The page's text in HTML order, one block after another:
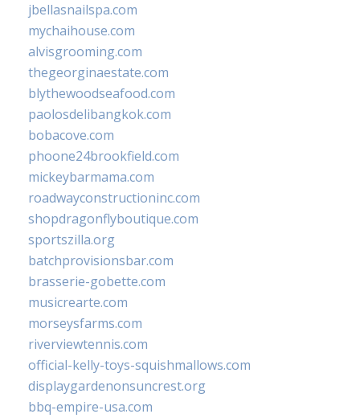
jbellasnailspa.com
mychaihouse.com
alvisgrooming.com
thegeorginaestate.com
blythewoodseafood.com
paolosdelibangkok.com
bobacove.com
phoone24brookfield.com
mickeybarmama.com
roadwayconstructioninc.com
shopdragonflyboutique.com
sportszilla.org
batchprovisionsbar.com
brasserie-gobette.com
musicrearte.com
morseysfarms.com
riverviewtennis.com
official-kelly-toys-squishmallows.com
displaygardenonsuncrest.org
bbq-empire-usa.com